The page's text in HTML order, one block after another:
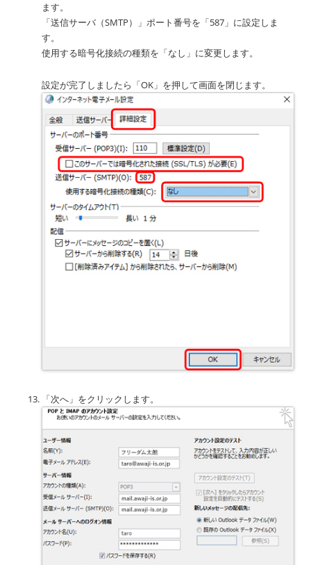
ます。
「送信サーバ（SMTP）」ポート番号を「587」に設定しま
す。
使用する暗号化接続の種類を「なし」に変更します。
設定が完了しましたら「OK」を押して画面を閉じます。
「次へ」をクリックします。